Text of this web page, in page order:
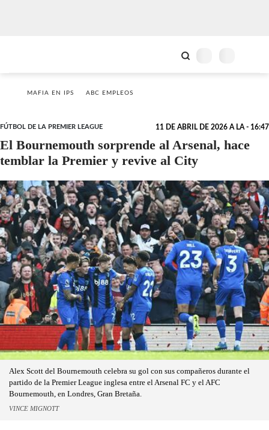
MAFIA EN IPS ABC EMPLEOS
FÚTBOL DE LA PREMIER LEAGUE 11 DE ABRIL DE 2026 A LA - 16:47
El Bournemouth sorprende al Arsenal, hace
temblar la Premier y revive al City
Alex Scott del Bournemouth celebra su gol con sus compañeros durante el
partido de la Premier League inglesa entre el Arsenal FC y el AFC
Bournemouth, en Londres, Gran Bretaña.
VINCE MIGNOTT